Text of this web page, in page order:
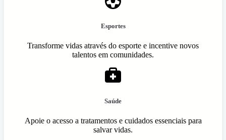
Esportes
Transforme vidas através do esporte e incentive novos
talentos em comunidades.
Saúde
Apoie o acesso a tratamentos e cuidados essenciais para
salvar vidas.